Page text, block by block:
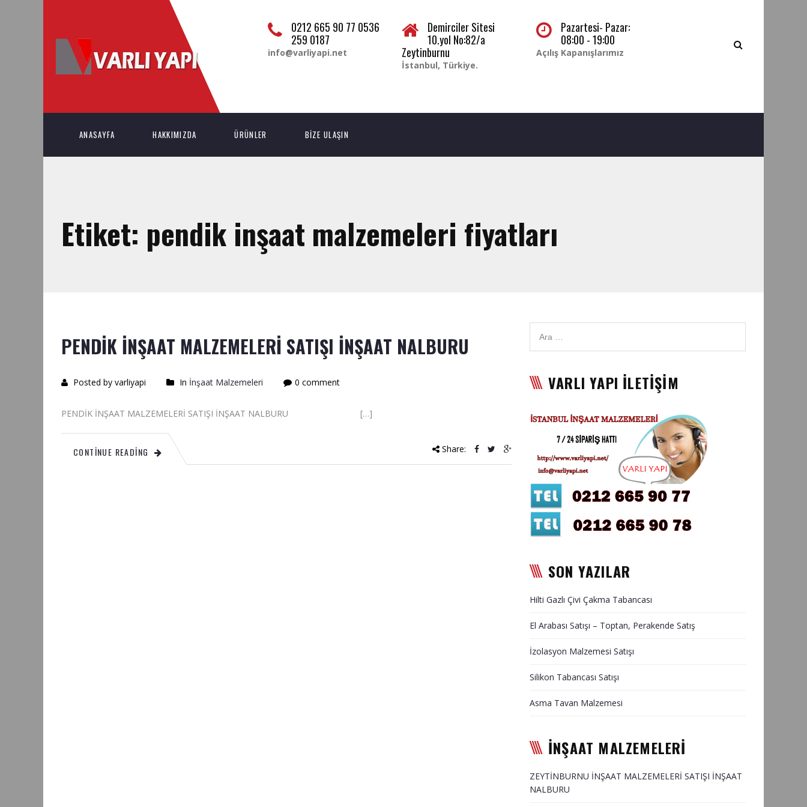
0212 665 90 77 0536
259 0187
info@varliyapi.net
Demirciler Sitesi
10.yol No:82/a
Zeytinburnu
İstanbul, Türkiye.
Pazartesi- Pazar:
08:00 - 19:00
Açılış Kapanışlarımız
ANASAYFA HAKKIMIZDA ÜRÜNLER BİZE ULAŞIN
Etiket: pendik inşaat malzemeleri fiyatları
PENDİK İNŞAAT MALZEMELERİ SATIŞI İNŞAAT NALBURU
Posted by varliyapi In İnşaat Malzemeleri 0 comment
PENDİK İNŞAAT MALZEMELERİ SATIŞI İNŞAAT NALBURU […]
CONTINUE READING Share:
VARLI YAPI İLETİŞİM
SON YAZILAR
Hilti Gazlı Çivi Çakma Tabancası
El Arabası Satışı – Toptan, Perakende Satış
İzolasyon Malzemesi Satışı
Silikon Tabancası Satışı
Asma Tavan Malzemesi
İNŞAAT MALZEMELERİ
ZEYTİNBURNU İNŞAAT MALZEMELERİ SATIŞI İNŞAAT
NALBURU